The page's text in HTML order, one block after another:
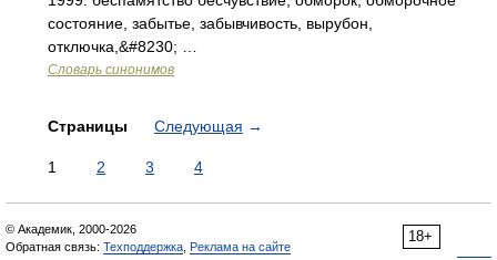
состояние, забытье, забывчивость, вырубон,
отключка,&#8230; …
Словарь синонимов
Страницы Следующая →
1 2 3 4
18+
© Академик, 2000-2026
Обратная связь: Техподдержка Реклама на сайте